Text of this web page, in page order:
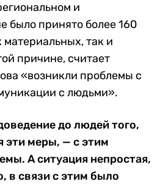
и
было принято более 160
так и
причине, считает
«возникли проблемы с
с людьми».
до людей того,
эти меры, — с этим
А ситуация непростая,
в связи с этим было